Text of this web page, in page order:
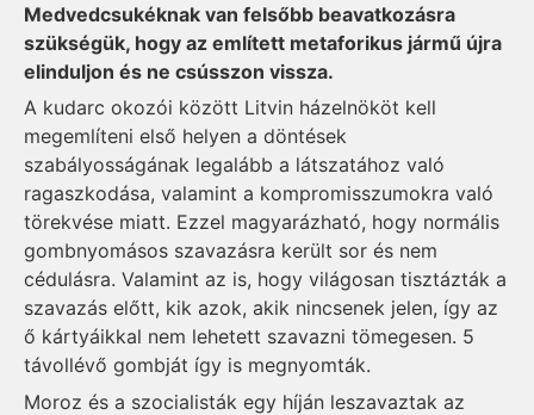
Medvedcsukéknak van felsőbb beavatkozásra
szükségük, hogy az említett metaforikus jármű újra
elinduljon és ne csússzon vissza.
A kudarc okozói között Litvin házelnököt kell
megemlíteni első helyen a döntések
szabályosságának legalább a látszatához való
ragaszkodása, valamint a kompromisszumokra való
törekvése miatt. Ezzel magyarázható, hogy normális
gombnyomásos szavazásra került sor és nem
cédulásra. Valamint az is, hogy világosan tisztázták a
szavazás előtt, kik azok, akik nincsenek jelen, így az
ő kártyáikkal nem lehetett szavazni tömegesen. 5
távollévő gombját így is megnyomták.
Moroz és a szocialisták egy híján leszavaztak az